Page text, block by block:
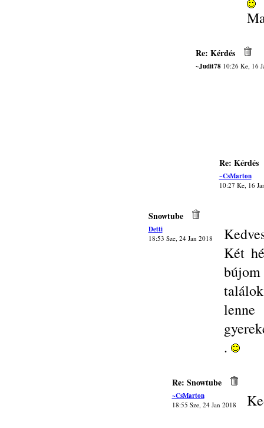
Re: Kérdés
~Judit7810:26 Ke, 16
Re: Kérdés
~CsMarton
10:27 Ke, 16
Snowtube
Detti
18:53 Sze, 24 Jan 2018
Két
bújom
lenne
.
Re: Snowtube
~CsMarton
18:55 Sze, 24 Jan 2018